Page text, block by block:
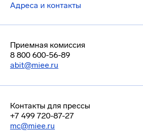
Адреса и контакты
Приемная комиссия
8 800 600-56-89
abit@miee.ru
Контакты для прессы
+7 499 720-87-27
mc@miee.ru